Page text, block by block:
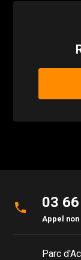
phone 03
Appel
Parc